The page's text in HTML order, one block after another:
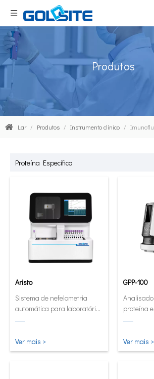
Produtos
Lar / Produtos / Instrumento clínico /
Proteína Específica
Aristo
Sistema de nefelometria
automática para laboratórios
de alto volume.
Ver mais >
GPP-100
proteína
em
Ver mais >